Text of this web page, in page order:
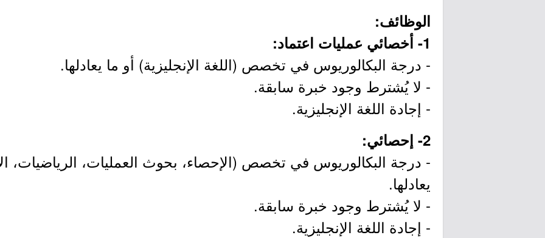
الوظائف:
1- أخصائي عمليات اعتماد:
- درجة البكالوريوس في تخصص (اللغة الإنجليزية) أو ما يعادلها.
- لا يُشترط وجود خبرة سابقة.
- إجادة اللغة الإنجليزية.
2- إحصائي:
- درجة البكالوريوس في تخصص (الإحصاء، بحوث العمليات، الرياضيات،
يعادلها.
- لا يُشترط وجود خبرة سابقة.
- إجادة اللغة الإنجليزية.